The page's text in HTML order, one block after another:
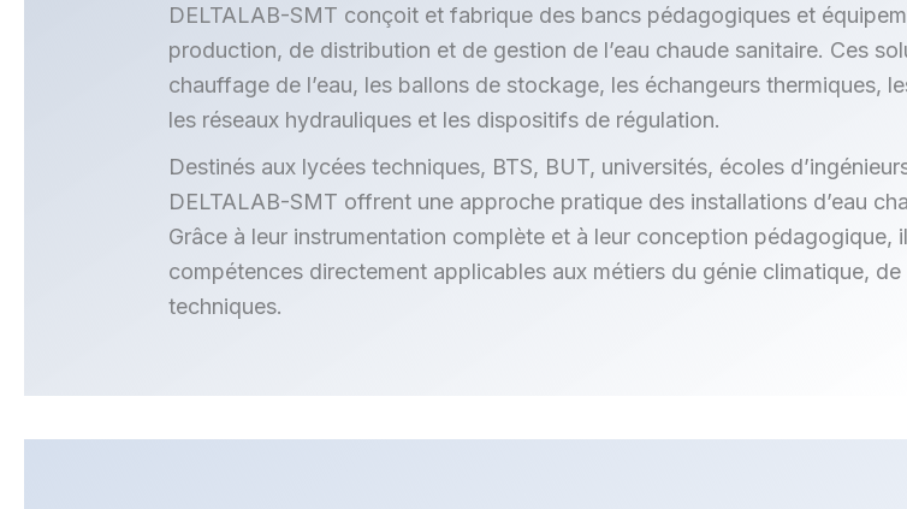
DELTALAB-SMT conçoit et fabrique des bancs pédagogiques et
production, de distribution et de gestion de l’eau chaude sanitaire. Ces
chauffage de l’eau, les ballons de stockage, les échangeurs thermiques,
les réseaux hydrauliques et les dispositifs de régulation.
Destinés aux lycées techniques, BTS, BUT, universités, écoles
DELTALAB-SMT offrent une approche pratique des installations d’eau
Grâce à leur instrumentation complète et à leur conception
compétences directement applicables aux métiers du génie climatique,
techniques.